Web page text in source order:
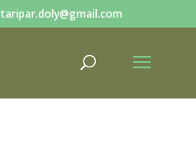
taripar.doly@gmail.com